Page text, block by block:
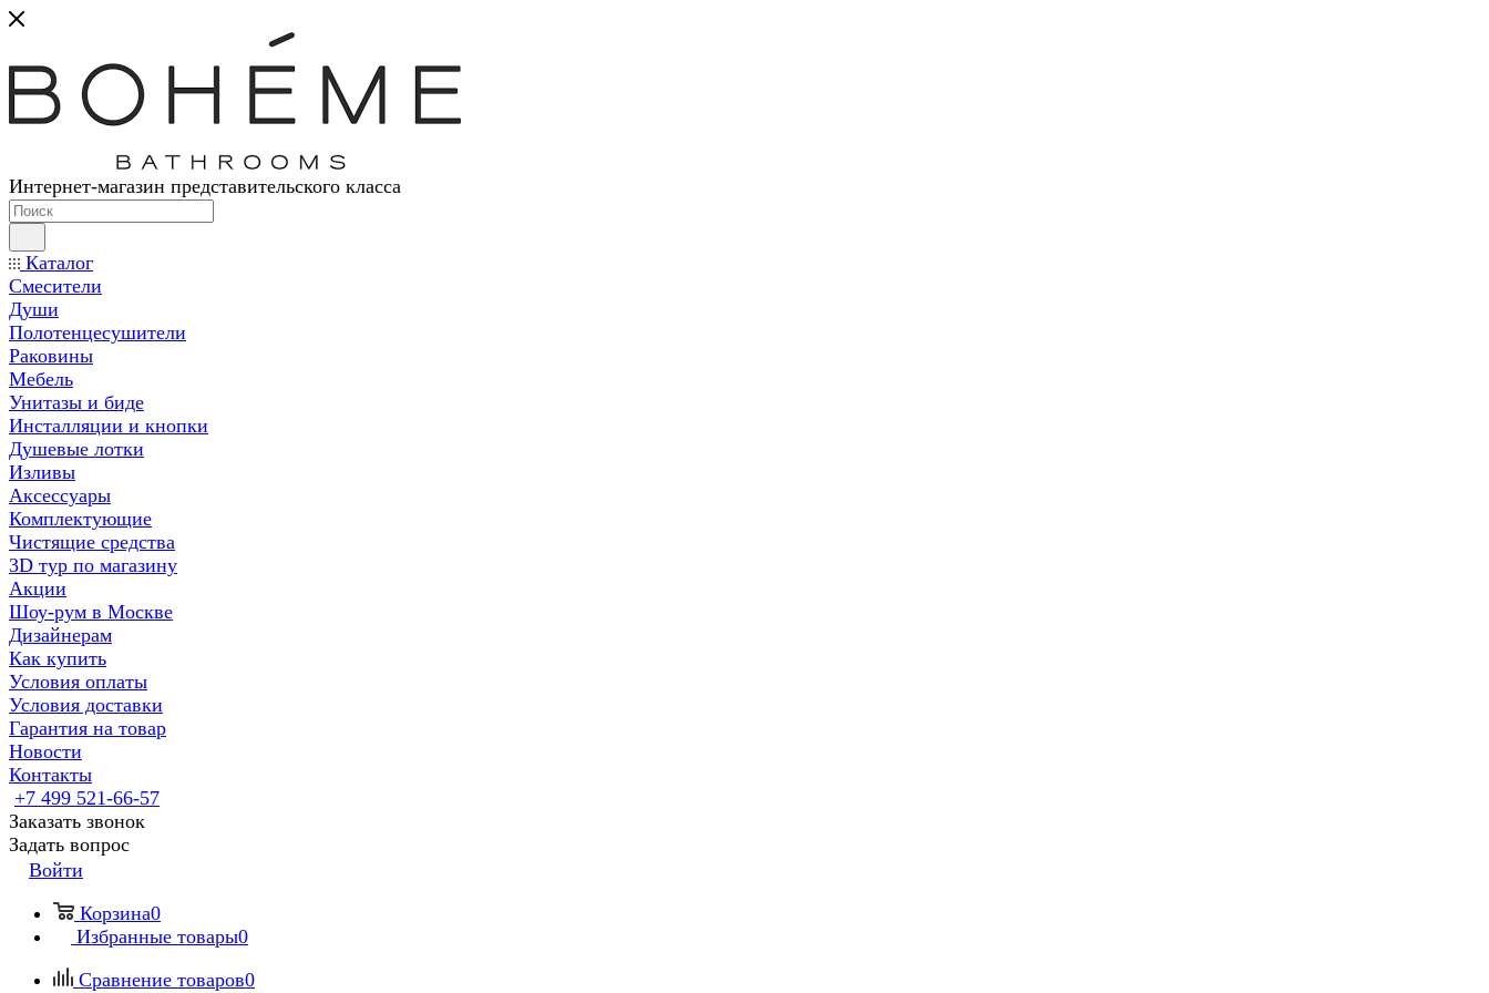
Интернет-магазин представительского класса
Каталог
Смесители
Души
Полотенцесушители
Раковины
Мебель
Унитазы и биде
Инсталляции и кнопки
Душевые лотки
Изливы
Аксессуары
Комплектующие
Чистящие средства
3D тур по магазину
Акции
Шоу-рум в Москве
Дизайнерам
Как купить
Условия оплаты
Условия доставки
Гарантия на товар
Новости
Контакты
+7 499 521-66-57
Заказать звонок
Задать вопрос
Войти
Корзина0
Избранные товары0
Сравнение товаров0